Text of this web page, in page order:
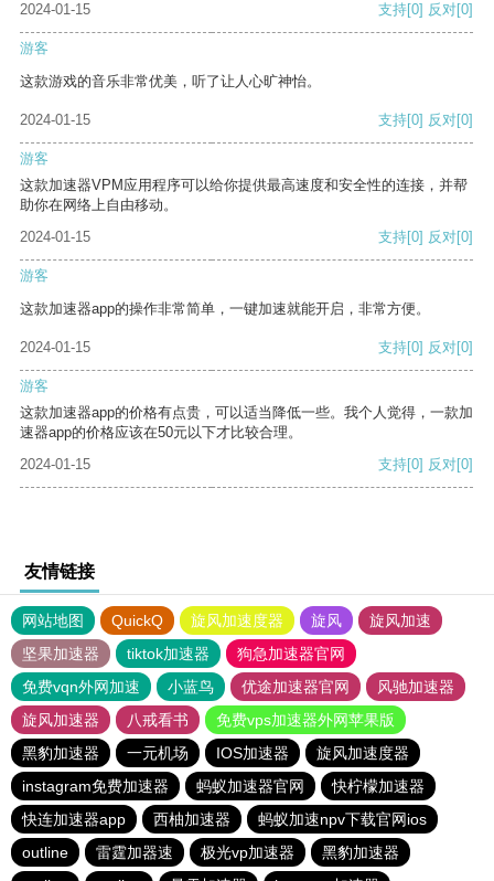
2024-01-15
支持[0] 反对[0]
游客
这款游戏的音乐非常优美，听了让人心旷神怡。
2024-01-15 支持[0] 反对[0]
游客
这款加速器VPM应用程序可以给你提供最高速度和安全性的连接，并帮
助你在网络上自由移动。
2024-01-15
支持[0] 反对[0]
游客
这款加速器app的操作非常简单，一键加速就能开启，非常方便。
2024-01-15 支持[0] 反对[0]
游客
这款加速器app的价格有点贵，可以适当降低一些。我个人觉得，一款加
速器app的价格应该在50元以下才比较合理。
2024-01-15
支持[0] 反对[0]
友情链接
网站地图 QuickQ 旋风加速度器 旋风
旋风加速
坚果加速器
tiktok加速器
狗急加速器官网
免费vqn外网加速
小蓝鸟 优途加速器官网
风驰加速器
旋风加速器
八戒看书
免费vps加速器外网苹果版
黑豹加速器
一元机场 IOS加速器
旋风加速度器
instagram免费加速器
蚂蚁加速器官网
快柠檬加速器
快连加速器app
西柚加速器
蚂蚁加速npv下载官网ios
outline
雷霆加器速 极光vp加速器
黑豹加速器